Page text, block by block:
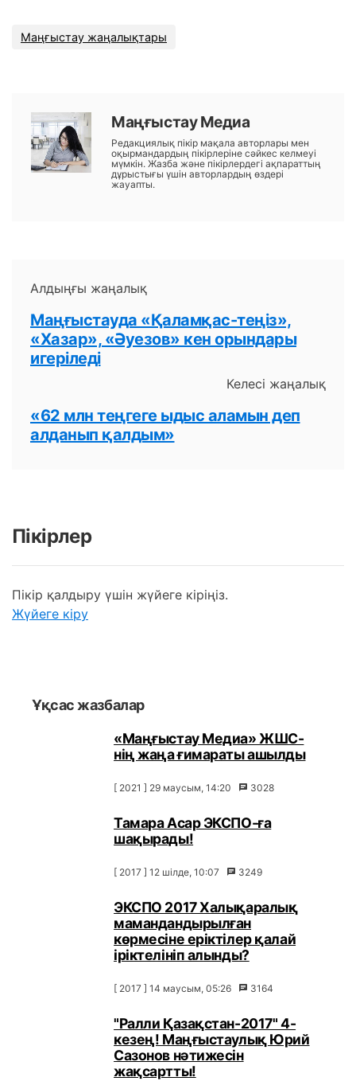
Маңғыстау жаңалықтары
Маңғыстау Медиа
Редакциялық пікір мақала авторлары мен
оқырмандардың пікірлеріне сәйкес келмеуі
мүмкін. Жазба және пікірлердегі ақпараттың
дұрыстығы үшін авторлардың өздері
жауапты.
Алдыңғы жаңалық
Маңғыстауда «Қаламқас-теңіз»,
«Хазар», «Әуезов» кен орындары
игеріледі
Келесі жаңалық
«62 млн теңгеге ыдыс аламын деп
алданып қалдым»
Пікірлер
Пікір қалдыру үшін жүйеге кіріңіз.
Жүйеге кіру
Ұқсас жазбалар
«Маңғыстау Медиа» ЖШС-
нің жаңа ғимараты ашылды
[ 2021 ] 29 маусым, 14:20 3028
Тамара Асар ЭКСПО-ға
шақырады!
[ 2017 ] 12 шілде, 10:07 3249
ЭКСПО 2017 Халықаралық
мамандандырылған
көрмесіне еріктілер қалай
іріктелініп алынды?
[ 2017 ] 14 маусым, 05:26 3164
"Ралли Қазақстан-2017" 4-
кезең! Маңғыстаулық Юрий
Сазонов нәтижесін
жақсартты!